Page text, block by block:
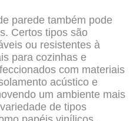
parede também pode
Certos tipos são
ou resistentes à
para cozinhas e
com materiais
acústico e
um ambiente mais
de tipos